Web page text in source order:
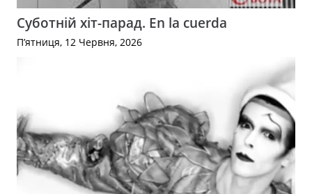
Суботній хіт-парад. En la cuerda
П’ятниця, 12 Червня, 2026